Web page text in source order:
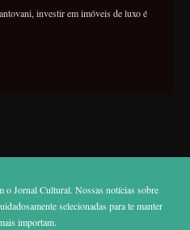
investir em imóveis de luxo é
o Jornal Cultural. Nossas notícias sobre
selecionadas para te manter
importam.